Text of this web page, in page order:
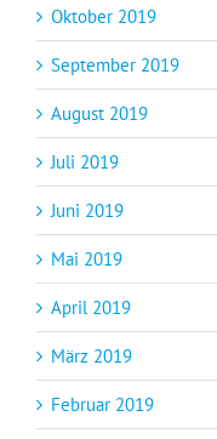
Oktober 2019
September 2019
August 2019
Juli 2019
Juni 2019
Mai 2019
April 2019
März 2019
Februar 2019